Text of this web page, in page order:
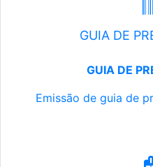
GUIA DE
GUIA DE
Emissão de guia de